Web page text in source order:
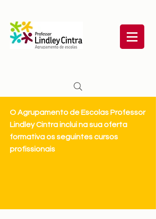
O Agrupamento de Escolas Professor
Lindley Cintra inclui na sua oferta
formativa os seguintes cursos
profissionais